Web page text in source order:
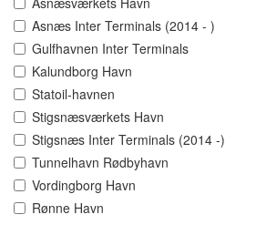
Asnæs Inter Terminals (2014 - )
Gulfhavnen Inter Terminals
Kalundborg Havn
Statoil-havnen
Stigsnæsværkets Havn
Stigsnæs Inter Terminals (2014 -)
Tunnelhavn Rødbyhavn
Vordingborg Havn
Rønne Havn